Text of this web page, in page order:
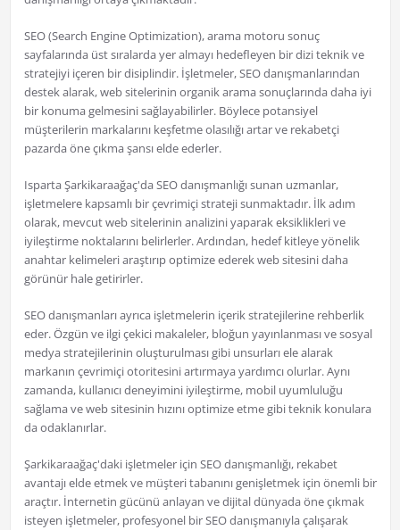
SEO (Search Engine Optimization), arama motoru sonuç
sayfalarında üst sıralarda yer almayı hedefleyen bir dizi teknik ve
stratejiyi içeren bir disiplindir. İşletmeler, SEO danışmanlarından
destek alarak, web sitelerinin organik arama sonuçlarında daha iyi
bir konuma gelmesini sağlayabilirler. Böylece potansiyel
müşterilerin markalarını keşfetme olasılığı artar ve rekabetçi
pazarda öne çıkma şansı elde ederler.
Isparta Şarkikaraağaç'da SEO danışmanlığı sunan uzmanlar,
işletmelere kapsamlı bir çevrimiçi strateji sunmaktadır. İlk adım
olarak, mevcut web sitelerinin analizini yaparak eksiklikleri ve
iyileştirme noktalarını belirlerler. Ardından, hedef kitleye yönelik
anahtar kelimeleri araştırıp optimize ederek web sitesini daha
görünür hale getirirler.
SEO danışmanları ayrıca işletmelerin içerik stratejilerine rehberlik
eder. Özgün ve ilgi çekici makaleler, bloğun yayınlanması ve sosyal
medya stratejilerinin oluşturulması gibi unsurları ele alarak
markanın çevrimiçi otoritesini artırmaya yardımcı olurlar. Aynı
zamanda, kullanıcı deneyimini iyileştirme, mobil uyumluluğu
sağlama ve web sitesinin hızını optimize etme gibi teknik konulara
da odaklanırlar.
Şarkikaraağaç'daki işletmeler için SEO danışmanlığı, rekabet
avantajı elde etmek ve müşteri tabanını genişletmek için önemli bir
araçtır. İnternetin gücünü anlayan ve dijital dünyada öne çıkmak
isteyen işletmeler, profesyonel bir SEO danışmanıyla çalışarak